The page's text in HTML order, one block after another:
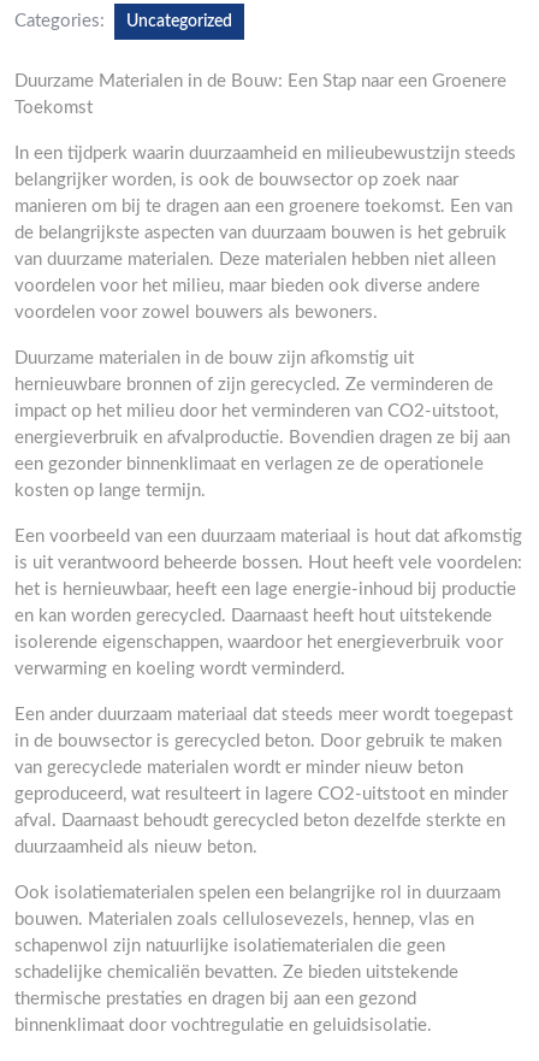
Categories: Uncategorized
Duurzame Materialen in de Bouw: Een Stap naar een Groenere
Toekomst
In een tijdperk waarin duurzaamheid en milieubewustzijn steeds
belangrijker worden, is ook de bouwsector op zoek naar
manieren om bij te dragen aan een groenere toekomst. Een van
de belangrijkste aspecten van duurzaam bouwen is het gebruik
van duurzame materialen. Deze materialen hebben niet alleen
voordelen voor het milieu, maar bieden ook diverse andere
voordelen voor zowel bouwers als bewoners.
Duurzame materialen in de bouw zijn afkomstig uit
hernieuwbare bronnen of zijn gerecycled. Ze verminderen de
impact op het milieu door het verminderen van CO2-uitstoot,
energieverbruik en afvalproductie. Bovendien dragen ze bij aan
een gezonder binnenklimaat en verlagen ze de operationele
kosten op lange termijn.
Een voorbeeld van een duurzaam materiaal is hout dat afkomstig
is uit verantwoord beheerde bossen. Hout heeft vele voordelen:
het is hernieuwbaar, heeft een lage energie-inhoud bij productie
en kan worden gerecycled. Daarnaast heeft hout uitstekende
isolerende eigenschappen, waardoor het energieverbruik voor
verwarming en koeling wordt verminderd.
Een ander duurzaam materiaal dat steeds meer wordt toegepast
in de bouwsector is gerecycled beton. Door gebruik te maken
van gerecyclede materialen wordt er minder nieuw beton
geproduceerd, wat resulteert in lagere CO2-uitstoot en minder
afval. Daarnaast behoudt gerecycled beton dezelfde sterkte en
duurzaamheid als nieuw beton.
Ook isolatiematerialen spelen een belangrijke rol in duurzaam
bouwen. Materialen zoals cellulosevezels, hennep, vlas en
schapenwol zijn natuurlijke isolatiematerialen die geen
schadelijke chemicaliën bevatten. Ze bieden uitstekende
thermische prestaties en dragen bij aan een gezond
binnenklimaat door vochtregulatie en geluidsisolatie.